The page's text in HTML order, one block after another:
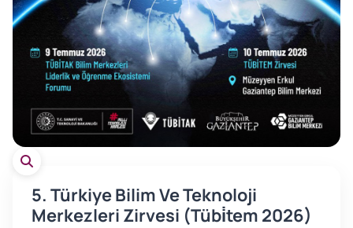
5. Türkiye Bilim Ve Teknoloji
Merkezleri Zirvesi (Tübi̇tem 2026)